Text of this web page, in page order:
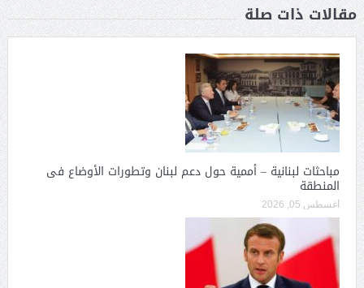
مقالات ذات صلة
مباحثات لبنانية – أممية حول دعم لبنان وتطورات الأوضاع فى
المنطقة
أغسطس 05, 2026